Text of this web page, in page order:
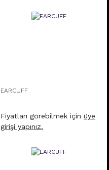
EARCUFF
Fiyatları görebilmek için üye
girişi yapınız.